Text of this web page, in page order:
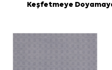
Keşfetmeye